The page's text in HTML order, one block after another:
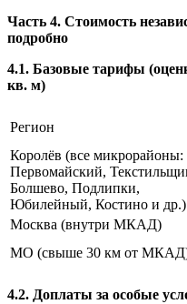
Часть 4. Стоимость
подробно
4.1. Базовые тарифы
кв. м)
Регион
Королёв (все микрорайоны:
Первомайский,
Болшево, Подлипки,
Юбилейный, Костино и др.)
Москва (внутри МКАД)
МО (свыше 30 км от
4.2. Доплаты за особые